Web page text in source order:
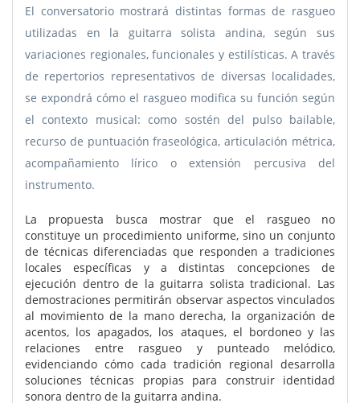
El conversatorio mostrará distintas formas de rasgueo
utilizadas en la guitarra solista andina, según sus
variaciones regionales, funcionales y estilísticas. A través
de repertorios representativos de diversas localidades,
se expondrá cómo el rasgueo modifica su función según
el contexto musical: como sostén del pulso bailable,
recurso de puntuación fraseológica, articulación métrica,
acompañamiento lírico o extensión percusiva del
instrumento.
La propuesta busca mostrar que el rasgueo no
constituye un procedimiento uniforme, sino un conjunto
de técnicas diferenciadas que responden a tradiciones
locales específicas y a distintas concepciones de
ejecución dentro de la guitarra solista tradicional. Las
demostraciones permitirán observar aspectos vinculados
al movimiento de la mano derecha, la organización de
acentos, los apagados, los ataques, el bordoneo y las
relaciones entre rasgueo y punteado melódico,
evidenciando cómo cada tradición regional desarrolla
soluciones técnicas propias para construir identidad
sonora dentro de la guitarra andina.